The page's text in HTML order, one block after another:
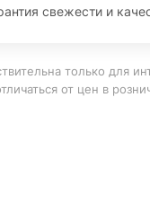
свежести и
только для
от цен в